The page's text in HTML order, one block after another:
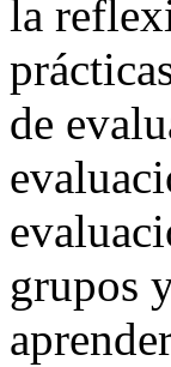
la
de
grupos